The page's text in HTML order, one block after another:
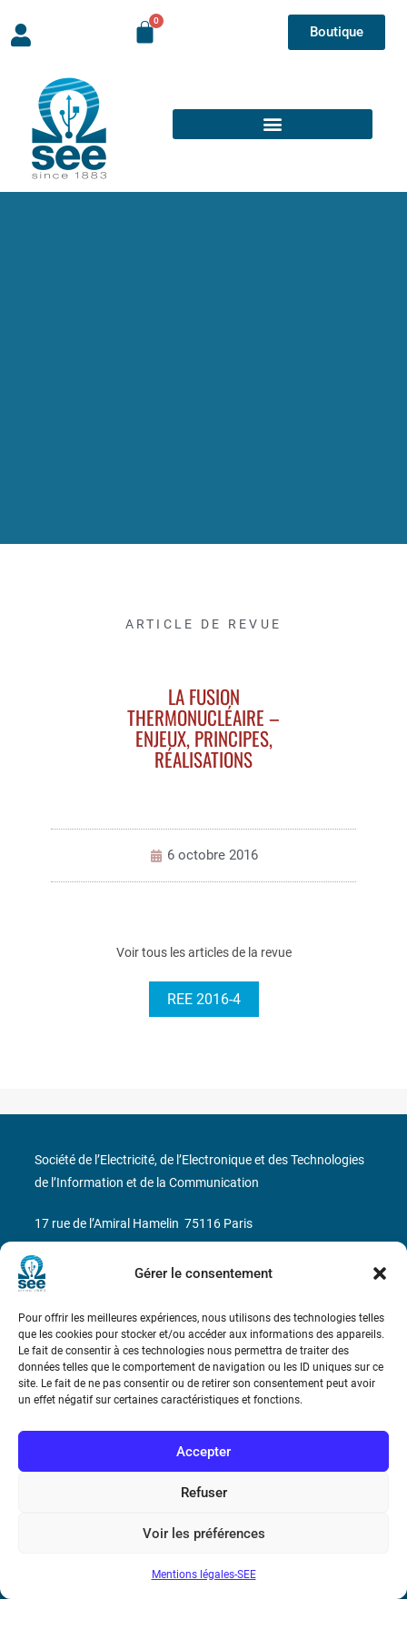
Gérer le consentement
Pour offrir les meilleures expériences, nous utilisons des technologies telles
que les cookies pour stocker et/ou accéder aux informations des appareils.
Le fait de consentir à ces technologies nous permettra de traiter des
données telles que le comportement de navigation ou les ID uniques sur ce
site. Le fait de ne pas consentir ou de retirer son consentement peut avoir
un effet négatif sur certaines caractéristiques et fonctions.
Accepter
Refuser
Voir les préférences
Mentions légales-SEE
Boutique
ARTICLE DE REVUE
LA FUSION
THERMONUCLÉAIRE –
ENJEUX, PRINCIPES,
RÉALISATIONS
6 octobre 2016
Voir tous les articles de la revue
REE 2016-4
Bicentenaire des découvertes d’André-
Marie Ampère
Conditions Générales de Vente
Mentions légales
Société de l’Electricité, de l’Electronique et des Technologies
de l’Information et de la Communication
17 rue de l’Amiral Hamelin 75116 Paris
Métro : « Boissière » Ligne 6 et « Iéna » Ligne 9
N° de SIREN : 785 393 232, Code APE : 9412Z TVA intra-
communautaire : FR44 785 393 232